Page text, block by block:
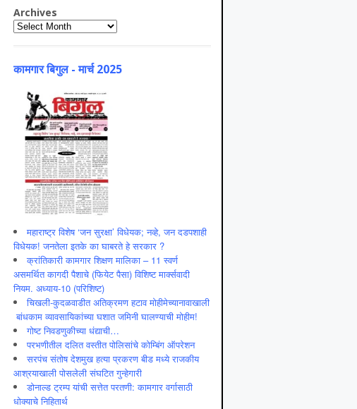
Archives
Archives
कामगार बिगुल - मार्च 2025
महाराष्ट्र विशेष ‘जन सुरक्षा’ विधेयक; नव्हे, जन दडपशाही
विधेयक! जनतेला इतके का घाबरते हे सरकार ?
क्रांतिकारी कामगार शिक्षण मालिका – 11 स्वर्ण
असमर्थित कागदी पैशाचे (फियेट पैसा) विशिष्ट मार्क्सवादी
नियम. अध्याय-10 (परिशिष्ट)
चिखली-कुदळवाडीत अतिक्रमण हटाव मोहीमेच्यानावाखाली
बांधकाम व्यावसायिकांच्या घशात जमिनी घालण्याची मोहीम!
गोष्ट निवडणुकीच्या धंद्याची…
परभणीतील दलित वस्तीत पोलिसांचे कोम्बिंग ऑपरेशन
सरपंच संतोष देशमुख हत्या प्रकरण बीड मध्ये राजकीय
आश्रयाखाली पोसलेली संघटित गुन्हेगारी
डोनाल्ड ट्रम्प यांची सत्तेत परतणी: कामगार वर्गासाठी
धोक्याचे निहितार्थ